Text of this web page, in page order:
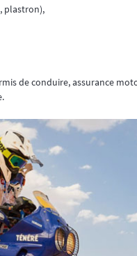
plastron),
de conduire, assurance